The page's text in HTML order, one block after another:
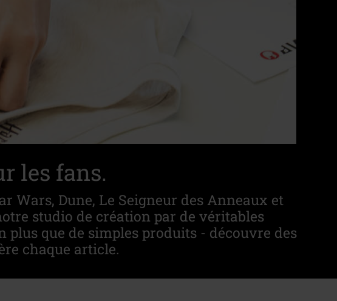
les fans.
Wars, Dune, Le Seigneur des Anneaux et
studio de création par de véritables
que de simples produits - découvre des
chaque article.